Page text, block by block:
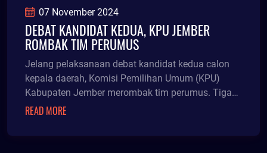
07 November 2024
DEBAT KANDIDAT KEDUA, KPU JEMBER
ROMBAK TIM PERUMUS
Jelang pelaksanaan debat kandidat kedua calon
kepala daerah, Komisi Pemilihan Umum (KPU)
Kabupaten Jember merombak tim perumus. Tiga
nama baru masu
READ MORE